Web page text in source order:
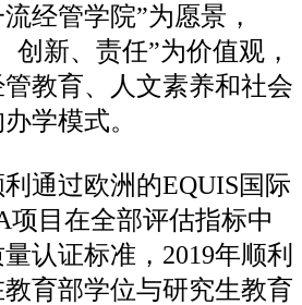
经管学院”为愿景，
创新、责任”为价值观，
教育、人文素养和社会
学模式。
通过欧洲的EQUIS国际
项目在全部评估指标中
认证标准，2019年顺利
育部学位与研究生教育